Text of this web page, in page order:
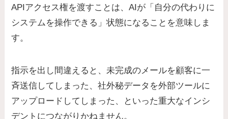
APIアクセス権を渡すことは、AIが「自分の代わりに
システムを操作できる」状態になることを意味しま
す。
指示を出し間違えると、未完成のメールを顧客に一
斉送信してしまった、社外秘データを外部ツールに
アップロードしてしまった、といった重大なインシ
デントにつながりかねません。